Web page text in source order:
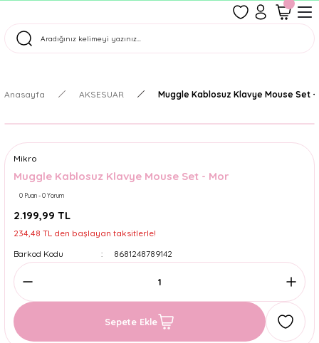
Tüm Siparişler Aynı Gün Kargoda!
Anasayfa AKSESUAR Muggle Kablosuz Klavye Mouse Set -
Mikro
Muggle Kablosuz Klavye Mouse Set - Mor
0 Puan - 0 Yorum
2.199,99 TL
234,48 TL den başlayan taksitlerle!
Barkod Kodu
8681248789142
Sepete Ekle